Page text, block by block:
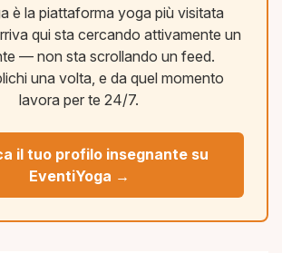
è la piattaforma yoga più visitata
qui sta cercando attivamente un
— non sta scrollando un feed.
una volta, e da quel momento
lavora per te 24/7.
il tuo profilo insegnante su
EventiYoga →